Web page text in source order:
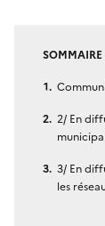
SOMMAIRE
2/ En
municipal
3/ En
les